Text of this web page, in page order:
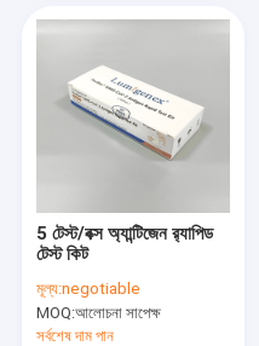
5 টেস্ট/বক্স অ্যান্টিজেন র‌্যাপিড
টেস্ট কিট
মূল্য:negotiable
MOQ:আলোচনা সাপেক্ষ
সর্বশেষ দাম পান